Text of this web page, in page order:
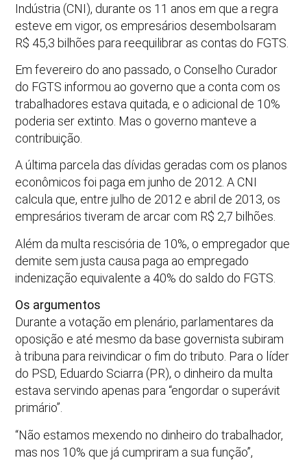
Indústria (CNI), durante os 11 anos em que a regra
esteve em vigor, os empresários desembolsaram
R$ 45,3 bilhões para reequilibrar as contas do FGTS.
Em fevereiro do ano passado, o Conselho Curador
do FGTS informou ao governo que a conta com os
trabalhadores estava quitada, e o adicional de 10%
poderia ser extinto. Mas o governo manteve a
contribuição.
A última parcela das dívidas geradas com os planos
econômicos foi paga em junho de 2012. A CNI
calcula que, entre julho de 2012 e abril de 2013, os
empresários tiveram de arcar com R$ 2,7 bilhões.
Além da multa rescisória de 10%, o empregador que
demite sem justa causa paga ao empregado
indenização equivalente a 40% do saldo do FGTS.
Os argumentos
Durante a votação em plenário, parlamentares da
oposição e até mesmo da base governista subiram
à tribuna para reivindicar o fim do tributo. Para o líder
do PSD, Eduardo Sciarra (PR), o dinheiro da multa
estava servindo apenas para “engordar o superávit
primário”.
“Não estamos mexendo no dinheiro do trabalhador,
mas nos 10% que já cumpriram a sua função”,